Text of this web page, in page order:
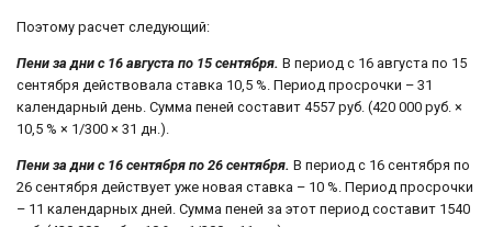
Поэтому расчет следующий:
Пени за дни с 16 августа по 15 сентября. В период с 16 августа по 15
сентября действовала ставка 10,5 %. Период просрочки – 31
календарный день. Сумма пеней составит 4557 руб. (420 000 руб. ×
10,5 % × 1/300 × 31 дн.).
Пени за дни с 16 сентября по 26 сентября. В период с 16 сентября по
26 сентября действует уже новая ставка – 10 %. Период просрочки
– 11 календарных дней. Сумма пеней за этот период составит 1540